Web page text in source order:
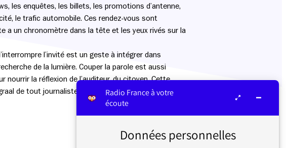
les enquêtes, les billets, les promotions d’antenne,
le trafic automobile. Ces rendez-vous sont
a un chronomètre dans la tête et les yeux rivés sur la
l’invité est un geste à intégrer dans
de la lumière. Couper la parole est aussi
nourrir la réflexion de l’auditeur, du citoyen. Cette
de tout journaliste.
Radio France à votre
écoute
Données personnelles